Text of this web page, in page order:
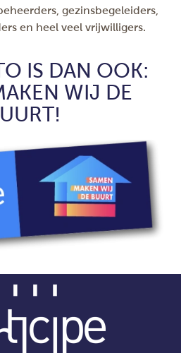
gezinsbegeleiders,
en heel veel vrijwilligers.
IS DAN OOK:
WIJ DE